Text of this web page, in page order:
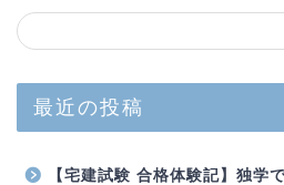
最近の投稿
【宅建試験 合格体験記】独学